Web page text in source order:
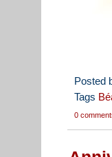
Posted
Tags
0